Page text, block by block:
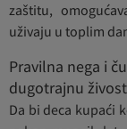
zaštitu,
uživaju u toplim
Pravilna nega i
dugotrajnu živost
Da bi deca kupaći